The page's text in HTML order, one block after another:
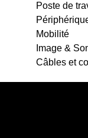
Poste de
Mobilité
Image &
Câbles et